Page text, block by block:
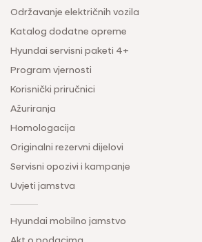
Održavanje električnih vozila
Katalog dodatne opreme
Hyundai servisni paketi 4+
Program vjernosti
Korisnički priručnici
Ažuriranja
Homologacija
Originalni rezervni dijelovi
Servisni opozivi i kampanje
Uvjeti jamstva
Hyundai mobilno jamstvo